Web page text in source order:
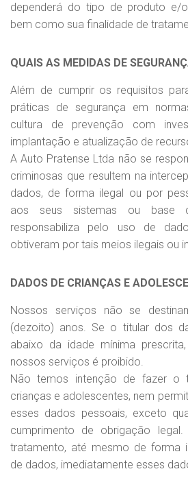
dependerá do tipo de produto e/
bem como sua finalidade de
QUAIS AS MEDIDAS DE
Além de cumprir os requisitos
práticas de segurança em
cultura de prevenção com
implantação e atualização de
A Auto Pratense Ltda não se
criminosas que resultem na
dados, de forma ilegal ou por
aos seus sistemas ou base
responsabiliza pelo uso de
obtiveram por tais meios ilegais ou
DADOS DE CRIANÇAS E
Nossos serviços não se
(dezoito) anos. Se o titular dos
abaixo da idade mínima
nossos serviços é proibido.
Não temos intenção de fazer o
crianças e adolescentes, nem
esses dados pessoais, exceto
cumprimento de obrigação
tratamento, até mesmo de forma
de dados, imediatamente esses